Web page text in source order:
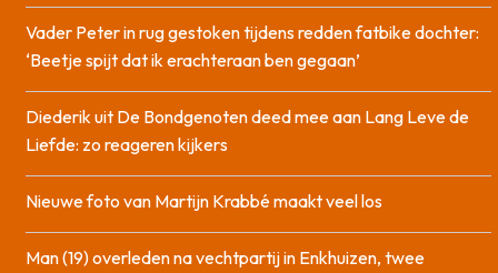
Vader Peter in rug gestoken tijdens redden fatbike dochter:
‘Beetje spijt dat ik erachteraan ben gegaan’
Diederik uit De Bondgenoten deed mee aan Lang Leve de
Liefde: zo reageren kijkers
Nieuwe foto van Martijn Krabbé maakt veel los
Man (19) overleden na vechtpartij in Enkhuizen, twee